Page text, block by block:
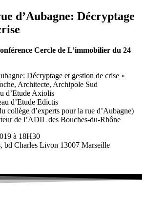
d’Aubagne: Décryptage
Cercle de L’immobilier du 24
Décryptage et gestion de crise »
Architecte, Archipole Sud
d’Etude Axiolis
d’Etude Edictis
collège d’experts pour la rue d’Aubagne)
de l’ADIL des Bouches-du-Rhône
à 18H30
bd Charles Livon 13007 Marseille